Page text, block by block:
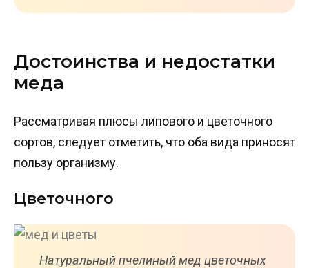
Достоинства и недостатки
меда
Рассматривая плюсы липового и цветочного
сортов, следует отметить, что оба вида приносят
пользу организму.
Цветочного
Натуральный пчелиный мед цветочных